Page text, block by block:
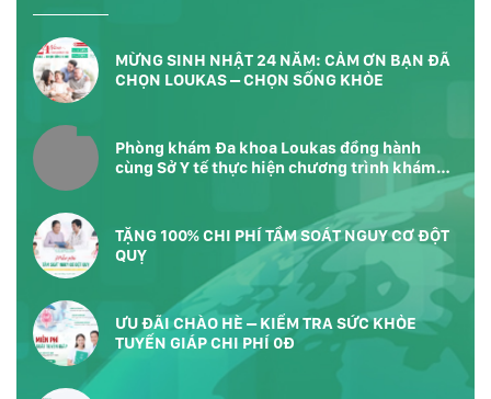
MỪNG SINH NHẬT 24 NĂM: CẢM ƠN BẠN ĐÃ
CHỌN LOUKAS – CHỌN SỐNG KHỎE
Phòng khám Đa khoa Loukas đồng hành
cùng Sở Y tế thực hiện chương trình khám
TẶNG 100% CHI PHÍ TẦM SOÁT NGUY CƠ ĐỘT
QUỴ
ƯU ĐÃI CHÀO HÈ – KIỂM TRA SỨC KHỎE
TUYẾN GIÁP CHI PHÍ 0Đ